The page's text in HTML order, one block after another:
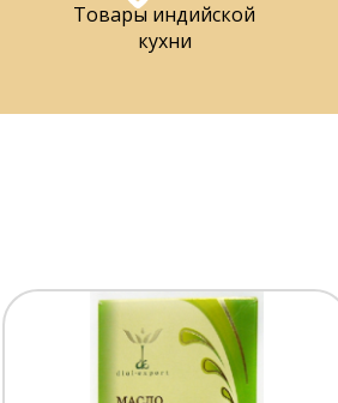
Товары индийской
кухни